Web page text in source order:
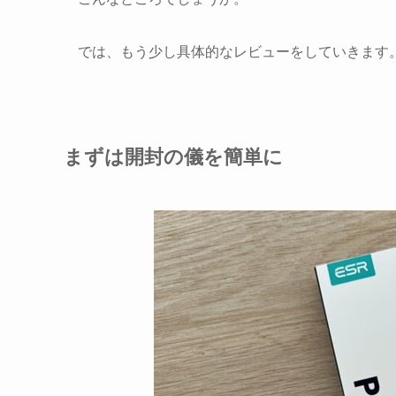
では、もう少し具体的なレビューをしていきます
まずは開封の儀を簡単に